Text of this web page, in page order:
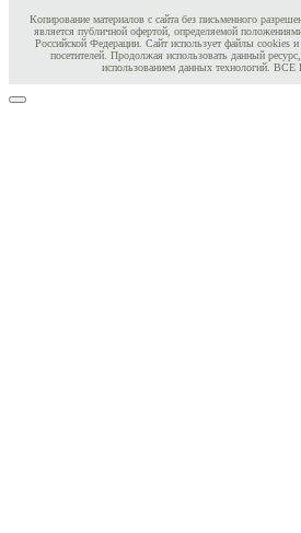
Копирование материалов с сайта без письменного
является публичной офертой, определяемой
Российской Федерации. Сайт использует файлы cookies и
посетителей. Продолжая использовать данный
использованием данных технологий.